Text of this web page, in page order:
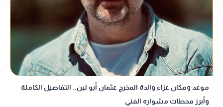
موعد ومكان عزاء والدة المخرج عثمان أبو لبن.. التفاصيل الكاملة
وأبرز محطات مشواره الفني